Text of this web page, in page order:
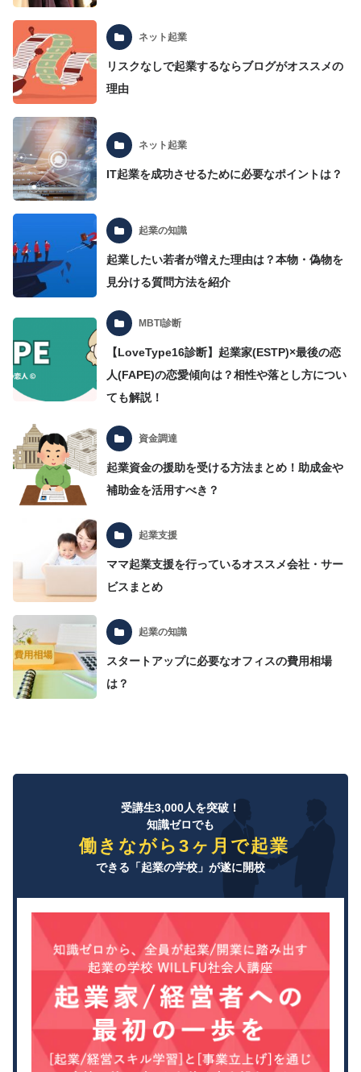
ネット起業
リスクなしで起業するならブログがオススメの
理由
ネット起業
IT起業を成功させるために必要なポイントは？
起業の知識
起業したい若者が増えた理由は？本物・偽物を
見分ける質問方法を紹介
MBTI診断
【LoveType16診断】起業家(ESTP)×最後の恋
人(FAPE)の恋愛傾向は？相性や落とし方につい
ても解説！
資金調達
起業資金の援助を受ける方法まとめ！助成金や
補助金を活用すべき？
起業支援
ママ起業支援を行っているオススメ会社・サー
ビスまとめ
起業の知識
スタートアップに必要なオフィスの費用相場
は？
受講生3,000人を突破！
知識ゼロでも
働きながら3ヶ月で起業
できる「起業の学校」が遂に開校